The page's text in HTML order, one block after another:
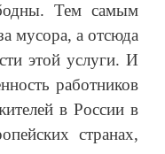
Тем самым
мусора, а отсюда
этой услуги. И
работников
в России в
странах,